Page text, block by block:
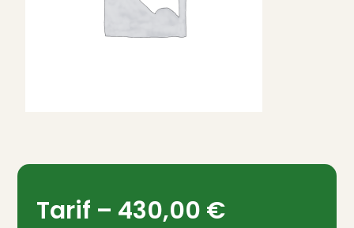
Tarif – 430,00 €